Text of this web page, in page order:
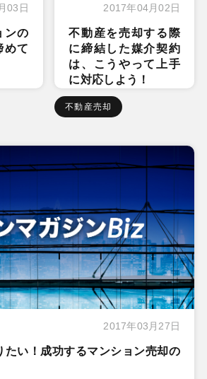
03日
ンの
めて
2017年04月02日
不動産を売却する際
に締結した媒介契約
は、こうやって上手
に対応しよう！
不動産売却
2017年03月27日
たい！成功するマンション売却の